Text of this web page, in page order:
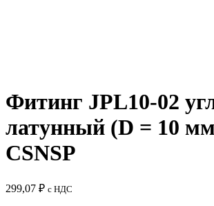
Фитинг JPL10-02
латунный (D = 10
CSNSP
299,07 ₽ с НДС